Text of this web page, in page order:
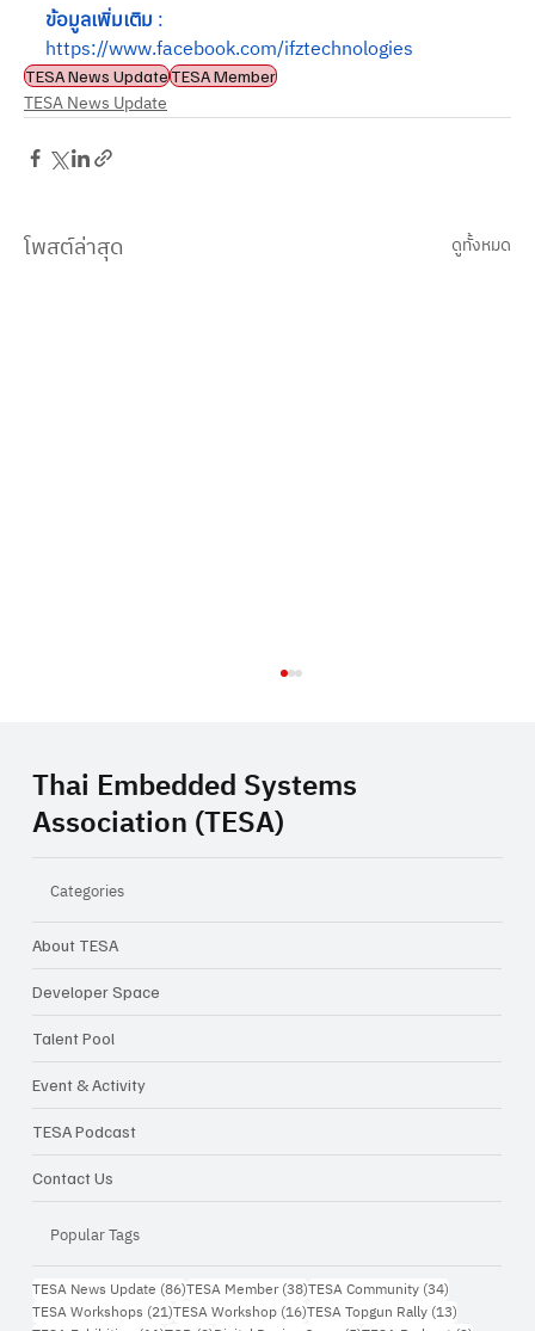
ข้อมูลเพิ่มเติม :
https://www.facebook.com/ifztechnologies
TESA News UpdateTESA Member
TESA News Update
โพสต์ล่าสุด ดูทั้งหมด
Closing Inspiration Talk: ความท้าทายใน
การทำ Startup ในเมืองไทย จากไอเดีย...สู่
ธุรกิจจริง
Thai Embedded Systems
Association (TESA)
Categories
About TESA
Developer Space
Talent Pool
Event & Activity
TESA Podcast
Contact Us
Popular Tags
TESA News Update (86)86 กระทู้
TESA Member (38)38 กระทู้
TESA Community (34)34 กระทู้
TESA Workshops (21)21 กระทู้
TESA Workshop (16)16 กระทู้
TESA Topgun Rally (13)13 กระทู้